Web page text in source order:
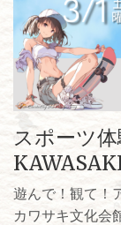
スポーツ
遊んで！観て！
カワサキ文化会